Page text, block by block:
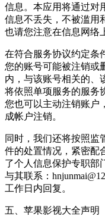
信息。本应用将通过对
信息不丢失，不被滥用
也请您注意在信息网络
在符合服务协议约定条
您的账号可能被注销或
内，与该账号相关的、
将依照单项服务的服务
您也可以主动注销账户
成帐户注销。
同时，我们还将按照监
件的处置情况，紧密配
了个人信息保护专职部
与其联系：
工作日内回复。
五、苹果影视大全声明